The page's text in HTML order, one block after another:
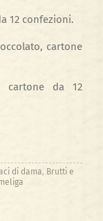
12 confezioni.
cartone
cartone da 12
di dama, Brutti e